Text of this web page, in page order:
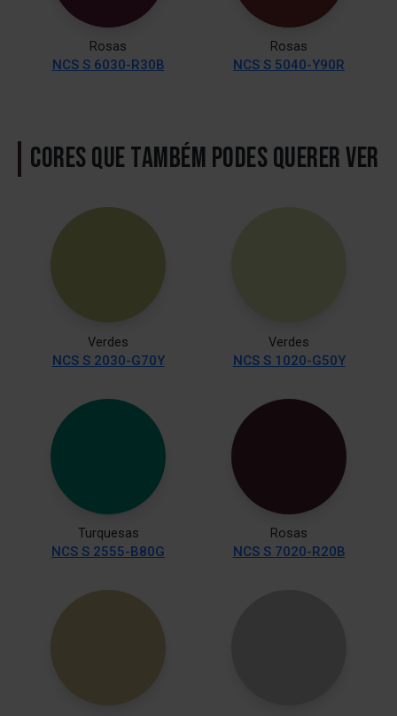
Rosas
NCS S 6030-R30B
Rosas
NCS S 5040-Y90R
CORES QUE TAMBÉM PODES QUERER VER
Verdes
NCS S 2030-G70Y
Verdes
NCS S 1020-G50Y
Turquesas
NCS S 2555-B80G
Rosas
NCS S 7020-R20B